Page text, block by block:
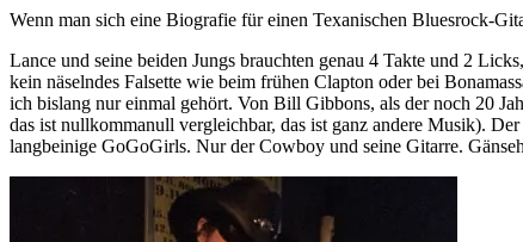
Wenn man sich eine Biografie für einen Texanischen Bluesrock-
Lance und seine beiden Jungs brauchten genau 4 Takte und 2
kein näselndes Falsette wie beim frühen Clapton oder bei
ich bislang nur einmal gehört. Von Bill Gibbons, als der noch 20
das ist nullkommanull vergleichbar, das ist ganz andere Musik).
langbeinige GoGoGirls. Nur der Cowboy und seine Gitarre.